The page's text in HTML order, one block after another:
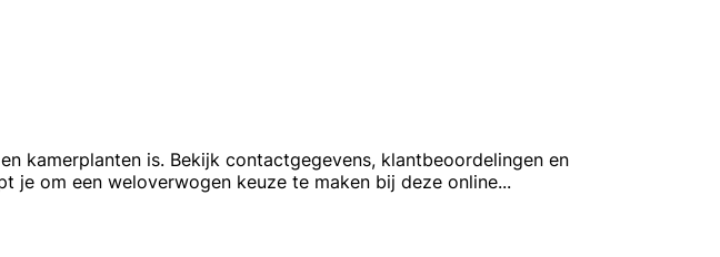
kamerplanten is. Bekijk contactgegevens, klantbeoordelingen en
je om een weloverwogen keuze te maken bij deze online...